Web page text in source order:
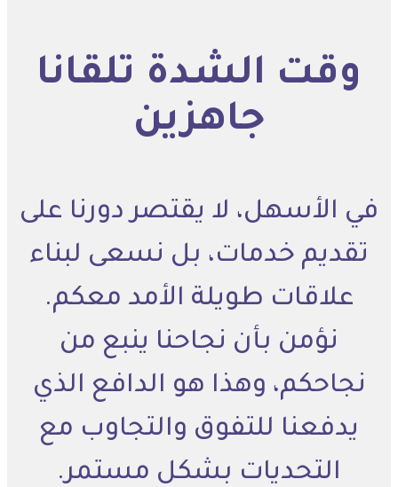
وقت الشدة تلقانا
جاهزين
في الأسهل، لا يقتصر دورنا على
تقديم خدمات، بل نسعى لبناء
علاقات طويلة الأمد معكم.
نؤمن بأن نجاحنا ينبع من
نجاحكم، وهذا هو الدافع الذي
يدفعنا للتفوق والتجاوب مع
التحديات بشكل مستمر.